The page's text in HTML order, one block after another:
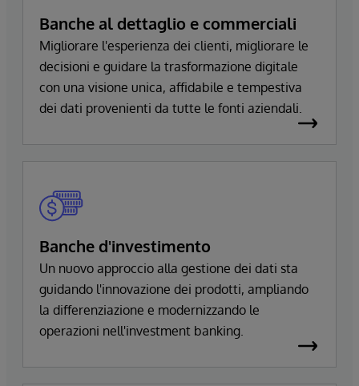
Banche al dettaglio e commerciali
Migliorare l'esperienza dei clienti, migliorare le
decisioni e guidare la trasformazione digitale
con una visione unica, affidabile e tempestiva
dei dati provenienti da tutte le fonti aziendali.
Banche d'investimento
Un nuovo approccio alla gestione dei dati sta
guidando l'innovazione dei prodotti, ampliando
la differenziazione e modernizzando le
operazioni nell'investment banking.